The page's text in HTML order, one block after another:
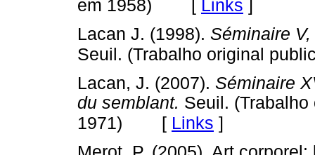
em 1958) [ Links ]
Lacan J. (1998). Séminaire
Seuil. (Trabalho original
Lacan, J. (2007). Séminaire
du semblant. Seuil.
1971) [ Links ]